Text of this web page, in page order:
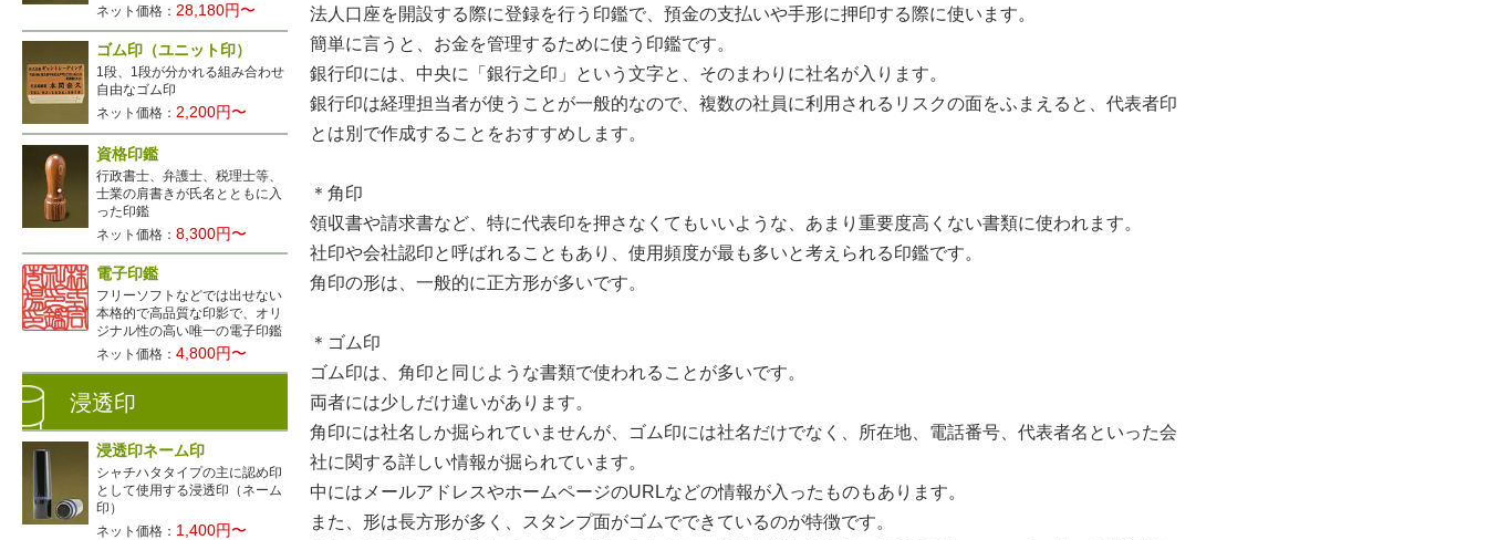
法人口座を開設する際に登録を行う印鑑で、預金の支払いや手形に押印する際に使います。
簡単に言うと、お金を管理するために使う印鑑です。
銀行印には、中央に「銀行之印」という文字と、そのまわりに社名が入ります。
銀行印は経理担当者が使うことが一般的なので、複数の社員に利用されるリスクの面をふまえると、代表者印
とは別で作成することをおすすめします。
＊角印
領収書や請求書など、特に代表印を押さなくてもいいような、あまり重要度高くない書類に使われます。
社印や会社認印と呼ばれることもあり、使用頻度が最も多いと考えられる印鑑です。
角印の形は、一般的に正方形が多いです。
＊ゴム印
ゴム印は、角印と同じような書類で使われることが多いです。
両者には少しだけ違いがあります。
角印には社名しか掘られていませんが、ゴム印には社名だけでなく、所在地、電話番号、代表者名といった会
社に関する詳しい情報が掘られています。
中にはメールアドレスやホームページのURLなどの情報が入ったものもあります。
また、形は長方形が多く、スタンプ面がゴムでできているのが特徴です。
ネット価格：28,180円〜
ゴム印（ユニット印）
1段、1段が分かれる組み合わせ
自由なゴム印
ネット価格：2,200円〜
資格印鑑
行政書士、弁護士、税理士等、
士業の肩書きが氏名とともに入
った印鑑
ネット価格：8,300円〜
電子印鑑
フリーソフトなどでは出せない
本格的で高品質な印影で、オリ
ジナル性の高い唯一の電子印鑑
ネット価格：4,800円〜
浸透印
浸透印ネーム印
シャチハタタイプの主に認め印
として使用する浸透印（ネーム
印）
ネット価格： 1,400円〜